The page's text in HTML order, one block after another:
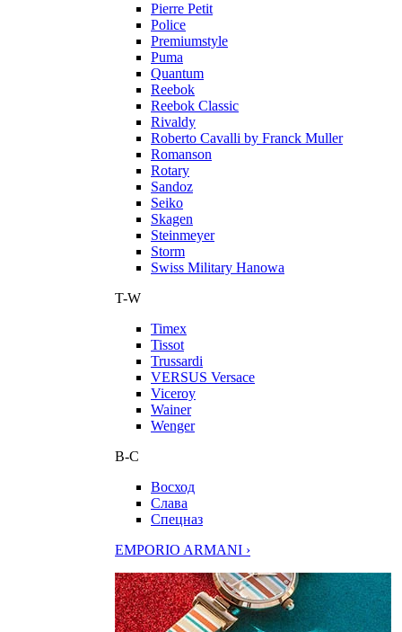
Pierre Petit
Police
Premiumstyle
Puma
Quantum
Reebok
Reebok Classic
Rivaldy
Roberto Cavalli by Franck Muller
Romanson
Rotary
Sandoz
Seiko
Skagen
Steinmeyer
Storm
Swiss Military Hanowa
T-W
Timex
Tissot
Trussardi
VERSUS Versace
Viceroy
Wainer
Wenger
В-С
Восход
Слава
Спецназ
EMPORIO ARMANI ›